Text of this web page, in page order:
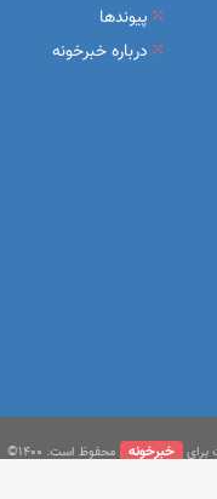
پیوندها
درباره خبرخونه
برای خبرخونه محفوظ است. ۱400©